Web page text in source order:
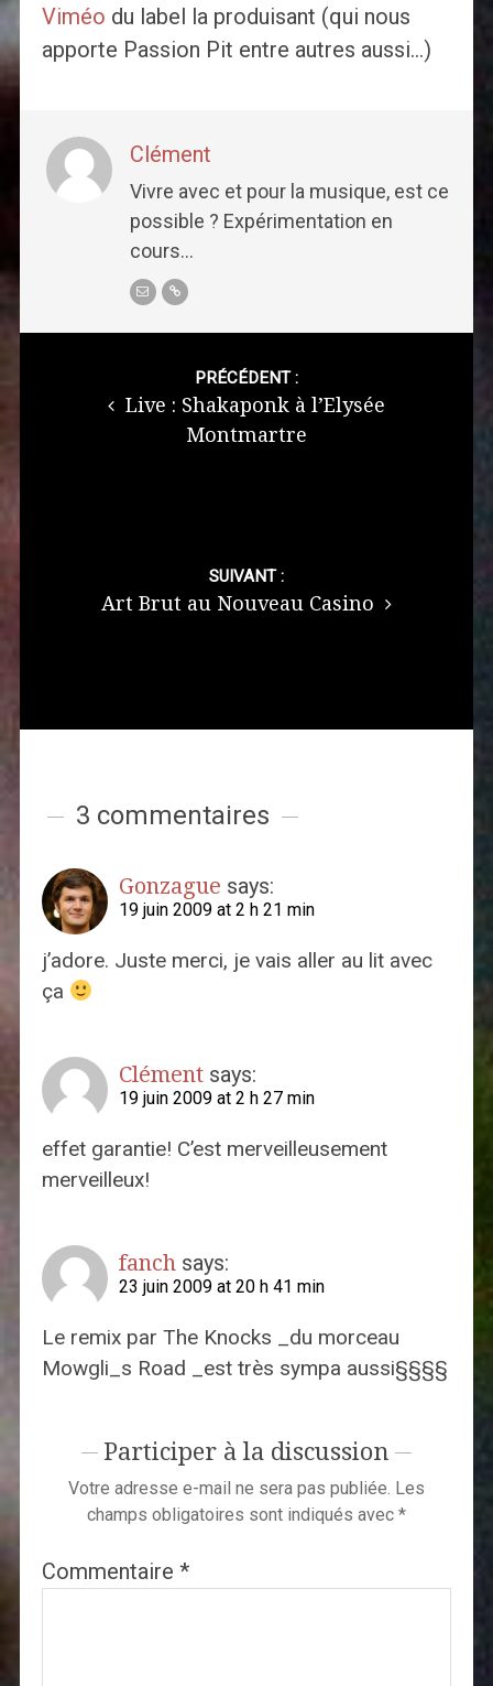
Viméo du label la produisant (qui nous
apporte Passion Pit entre autres aussi…)
Clément
Vivre avec et pour la musique, est ce
possible ? Expérimentation en
cours...
PRÉCÉDENT :
Live : Shakaponk à l’Elysée
Montmartre
SUIVANT :
Art Brut au Nouveau Casino
3 commentaires
Gonzague says:
19 juin 2009 at 2 h 21 min
j’adore. Juste merci, je vais aller au lit avec
ça
Clément says:
19 juin 2009 at 2 h 27 min
effet garantie! C’est merveilleusement
merveilleux!
fanch says:
23 juin 2009 at 20 h 41 min
Le remix par The Knocks _du morceau
Mowgli_s Road _est très sympa aussi§§§§
Participer à la discussion
Votre adresse e-mail ne sera pas publiée. Les
champs obligatoires sont indiqués avec *
Commentaire *